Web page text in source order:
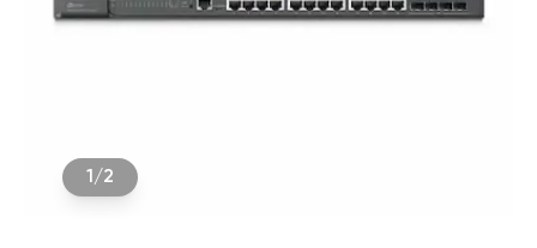
1 /2